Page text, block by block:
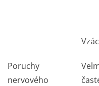
Poruchy
nervového